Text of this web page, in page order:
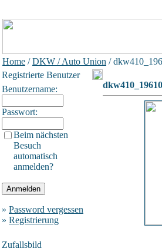
Home /DKW / Auto Union /
Registrierte Benutzer
Benutzername:
Passwort:
Beim nächsten
Besuch
automatisch
anmelden?
» Password vergessen
» Registrierung
Zufallsbild